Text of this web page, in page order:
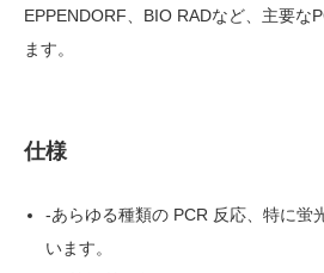
EPPENDORF、BIO RADなど、主要な
ます。
仕様
-あらゆる種類の PCR 反応、特に蛍
います。